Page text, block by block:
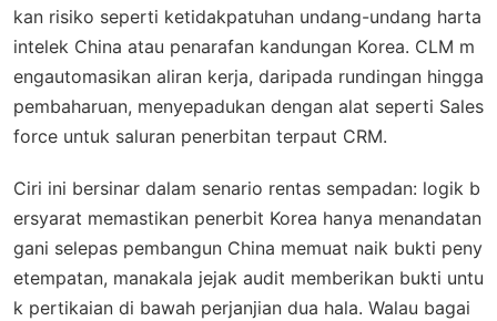
kan risiko seperti ketidakpatuhan undang-undang harta
intelek China atau penarafan kandungan Korea. CLM m
engautomasikan aliran kerja, daripada rundingan hingga
pembaharuan, menyepadukan dengan alat seperti Sales
force untuk saluran penerbitan terpaut CRM.
Ciri ini bersinar dalam senario rentas sempadan: logik b
ersyarat memastikan penerbit Korea hanya menandatan
gani selepas pembangun China memuat naik bukti peny
etempatan, manakala jejak audit memberikan bukti untu
k pertikaian di bawah perjanjian dua hala. Walau bagai